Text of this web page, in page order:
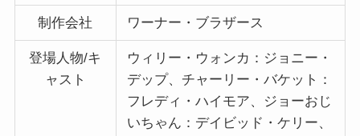
制作会社 ワーナー・ブラザース
登場人物/キ
ャスト
ウィリー・ウォンカ：ジョニー・
デップ、チャーリー・バケット：
フレディ・ハイモア、ジョーおじ
いちゃん：デイビッド・ケリー、